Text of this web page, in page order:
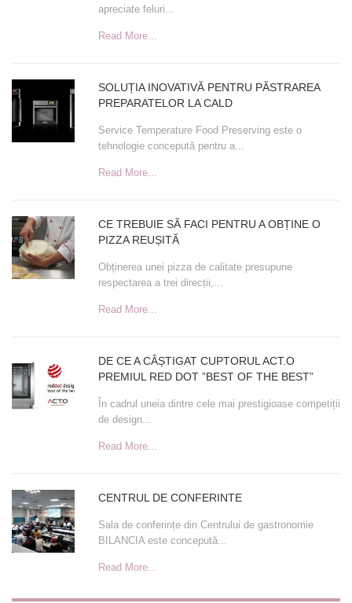
apreciate feluri...
Read More...
SOLUȚIA INOVATIVĂ PENTRU PĂSTRAREA
PREPARATELOR LA CALD
Service Temperature Food Preserving este o
tehnologie concepută pentru a...
Read More...
CE TREBUIE SĂ FACI PENTRU A OBȚINE O
PIZZA REUȘITĂ
Obținerea unei pizza de calitate presupune
respectarea a trei direcții,...
Read More...
DE CE A CÂȘTIGAT CUPTORUL ACT.O
PREMIUL RED DOT ”BEST OF THE BEST”
În cadrul uneia dintre cele mai prestigioase competiții
de design...
Read More...
CENTRUL DE CONFERINTE
Sala de conferințe din Centrului de gastronomie
BILANCIA este concepută...
Read More...